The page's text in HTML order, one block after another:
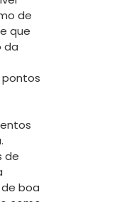
de
que
da
pontos
de
boa